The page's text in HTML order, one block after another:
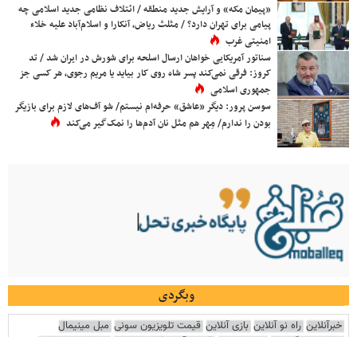
«پیمان مکه» و آرایش جدید منطقه / ائتلاف نظامی جدید اسلامی چه
پیامی برای تهران دارد؟ / مثلث ریاض، آنکارا و اسلام‌آباد علیه خلاء
امنیتی غرب
سناتور آمریکایی خواهان ارسال اسلحه برای شورش در ایران شد / تد
کروز: فرقی نمی‌کند پسر شاه روی کار بیاید یا مریم رجوی، هر کسی جز
جمهوری اسلامی
سوسن پرور: دیگر «عاشق» حرفه‌ام نیستم/ شو آف‌های لازم برای بازیگر
بودن را ندارم/ مِهر هم مثل نان آدم‌ها را نمک‌گیر می‌کند
وبگردی
خبرآنلاین راه نو آنلاین بازی آنلاین قیمت تلویزیون سونی مبل مینیمال